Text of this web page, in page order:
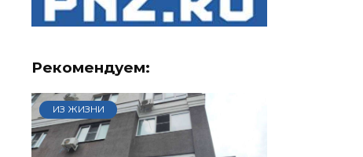
Рекомендуем:
ИЗ ЖИЗНИ